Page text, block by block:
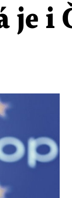
je i